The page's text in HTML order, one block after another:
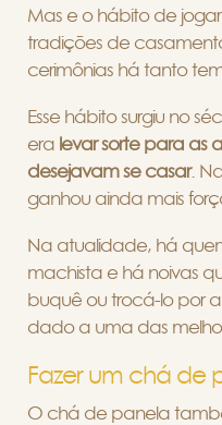
Mas e o hábito de
tradições de
cerimônias há tanto
Esse hábito surgiu no
era levar sorte para as
desejavam se casar.
ganhou ainda mais
Na atualidade, há
machista e há noivas
buquê ou trocá-lo por
dado a uma das
Fazer um chá de
O chá de panela